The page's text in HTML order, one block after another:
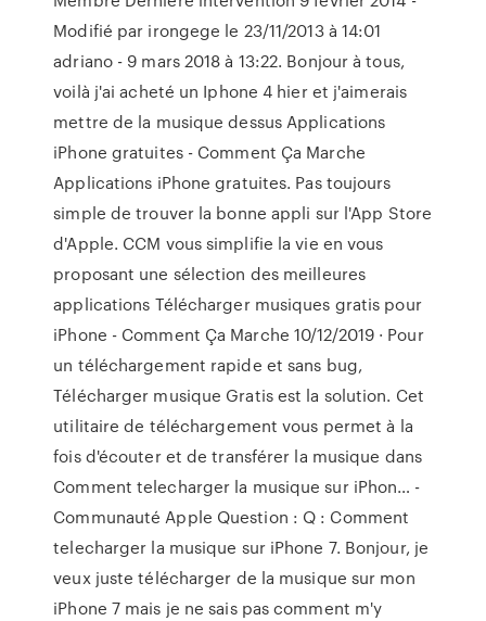
Modifié par irongege le 23/11/2013 à 14:01
adriano - 9 mars 2018 à 13:22. Bonjour à tous,
voilà j'ai acheté un Iphone 4 hier et j'aimerais
mettre de la musique dessus Applications
iPhone gratuites - Comment Ça Marche
Applications iPhone gratuites. Pas toujours
simple de trouver la bonne appli sur l'App Store
d'Apple. CCM vous simplifie la vie en vous
proposant une sélection des meilleures
applications Télécharger musiques gratis pour
iPhone - Comment Ça Marche 10/12/2019 · Pour
un téléchargement rapide et sans bug,
Télécharger musique Gratis est la solution. Cet
utilitaire de téléchargement vous permet à la
fois d'écouter et de transférer la musique dans
Comment telecharger la musique sur iPhon… -
Communauté Apple Question : Q : Comment
telecharger la musique sur iPhone 7. Bonjour, je
veux juste télécharger de la musique sur mon
iPhone 7 mais je ne sais pas comment m'y